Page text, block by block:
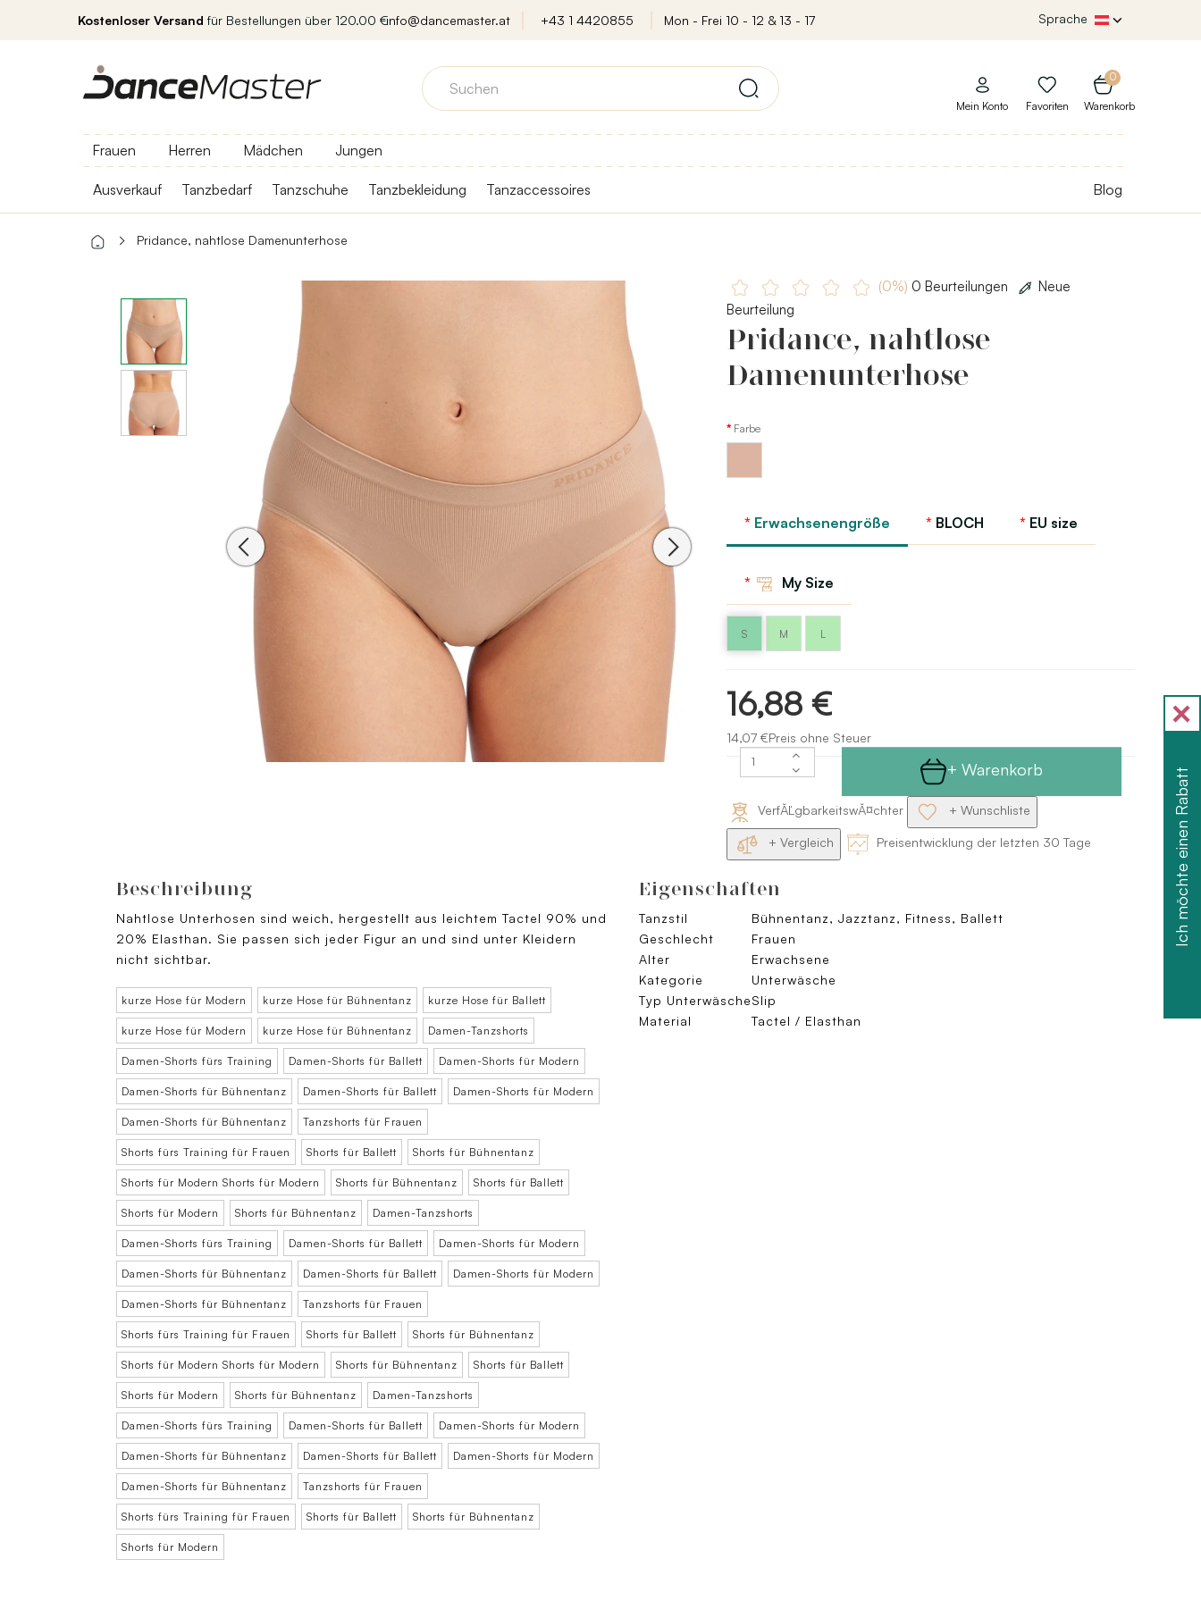
Kostenloser Versand für Bestellungen über 120.00 €info@dancemaster.at +43 1 4420855 Mon - Frei 10 - 12 & 13 - 17 Sprache
0
Warenkorb
Mein Konto Favoriten
Frauen Herren Mädchen Jungen
Ausverkauf Tanzbedarf Tanzschuhe Tanzbekleidung Tanzaccessoires Blog
Pridance, nahtlose Damenunterhose
(0%) 0 Beurteilungen
Neue
Beurteilung
Pridance, nahtlose
Damenunterhose
Farbe
Erwachsenengröße BLOCH EU size
My Size
S M L
16,88 €
14,07 €Preis ohne Steuer
+ Warenkorb
VerfĂĽgbarkeitswĂ¤chter + Wunschliste
+ Vergleich Preisentwicklung der letzten 30 Tage
Beschreibung
Nahtlose Unterhosen sind weich, hergestellt aus leichtem Tactel 90% und
20% Elasthan. Sie passen sich jeder Figur an und sind unter Kleidern
nicht sichtbar.
kurze Hose für Modern kurze Hose für Bühnentanz kurze Hose für Ballett
kurze Hose für Modern kurze Hose für Bühnentanz Damen-Tanzshorts
Damen-Shorts fürs Training Damen-Shorts für Ballett Damen-Shorts für Modern
Damen-Shorts für Bühnentanz Damen-Shorts für Ballett Damen-Shorts für Modern
Damen-Shorts für Bühnentanz Tanzshorts für Frauen
Shorts fürs Training für Frauen Shorts für Ballett Shorts für Bühnentanz
Shorts für Modern Shorts für Modern Shorts für Bühnentanz Shorts für Ballett
Shorts für Modern Shorts für Bühnentanz Damen-Tanzshorts
Damen-Shorts fürs Training Damen-Shorts für Ballett Damen-Shorts für Modern
Damen-Shorts für Bühnentanz Damen-Shorts für Ballett Damen-Shorts für Modern
Damen-Shorts für Bühnentanz Tanzshorts für Frauen
Shorts fürs Training für Frauen Shorts für Ballett Shorts für Bühnentanz
Shorts für Modern Shorts für Modern Shorts für Bühnentanz Shorts für Ballett
Shorts für Modern Shorts für Bühnentanz Damen-Tanzshorts
Damen-Shorts fürs Training Damen-Shorts für Ballett Damen-Shorts für Modern
Damen-Shorts für Bühnentanz Damen-Shorts für Ballett Damen-Shorts für Modern
Damen-Shorts für Bühnentanz Tanzshorts für Frauen
Shorts fürs Training für Frauen Shorts für Ballett Shorts für Bühnentanz
Shorts für Modern
Eigenschaften
Tanzstil
Bühnentanz, Jazztanz, Fitness, Ballett
Geschlecht
Frauen
Alter
Erwachsene
Kategorie
Unterwäsche
Typ UnterwäscheSlip
Material
Tactel / Elasthan
Ich möchte einen Rabatt